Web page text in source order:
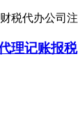
税代办公司